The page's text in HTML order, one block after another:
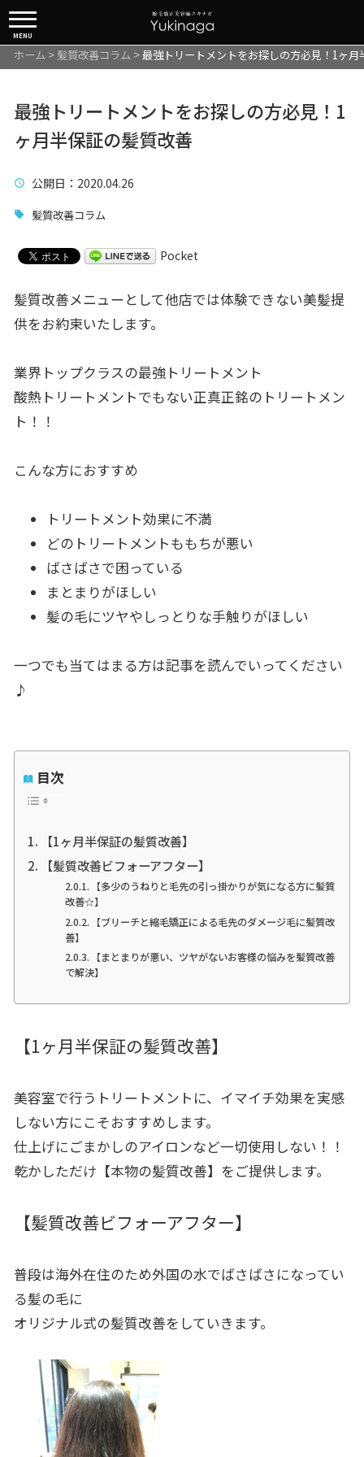
MENU
ホーム > 髪質改善コラム >最強トリートメントをお探しの方必見！1ヶ月
最強トリートメントをお探しの方必見！1
ヶ月半保証の髪質改善
公開日 ：2020.04.26
髪質改善コラム
Pocket
髪質改善メニューとして他店では体験できない美髪提
供をお約束いたします。
業界トップクラスの最強トリートメント
酸熱トリートメントでもない正真正銘のトリートメン
ト！！
こんな方におすすめ
トリートメント効果に不満
どのトリートメントももちが悪い
ばさばさで困っている
まとまりがほしい
髪の毛にツヤやしっとりな手触りがほしい
一つでも当てはまる方は記事を読んでいってください
♪
目次
【1ヶ月半保証の髪質改善】
【髪質改善ビフォーアフター】
【多少のうねりと毛先の引っ掛かりが気になる方に髪質
改善☆】
【ブリーチと縮毛矯正による毛先のダメージ毛に髪質改
善】
【まとまりが悪い、ツヤがないお客様の悩みを髪質改善
で解決】
【1ヶ月半保証の髪質改善】
美容室で行うトリートメントに、イマイチ効果を実感
しない方にこそおすすめします。
仕上げにごまかしのアイロンなど一切使用しない！！
乾かしただけ【本物の髪質改善】をご提供します。
【髪質改善ビフォーアフター】
普段は海外在住のため外国の水でばさばさになってい
る髪の毛に
オリジナル式の髪質改善をしていきます。